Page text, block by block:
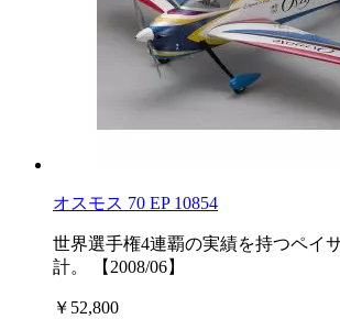
オスモス 70 EP 10854
世界選手権4連覇の実績を持つペイ
計。 【2008/06】
￥52,800